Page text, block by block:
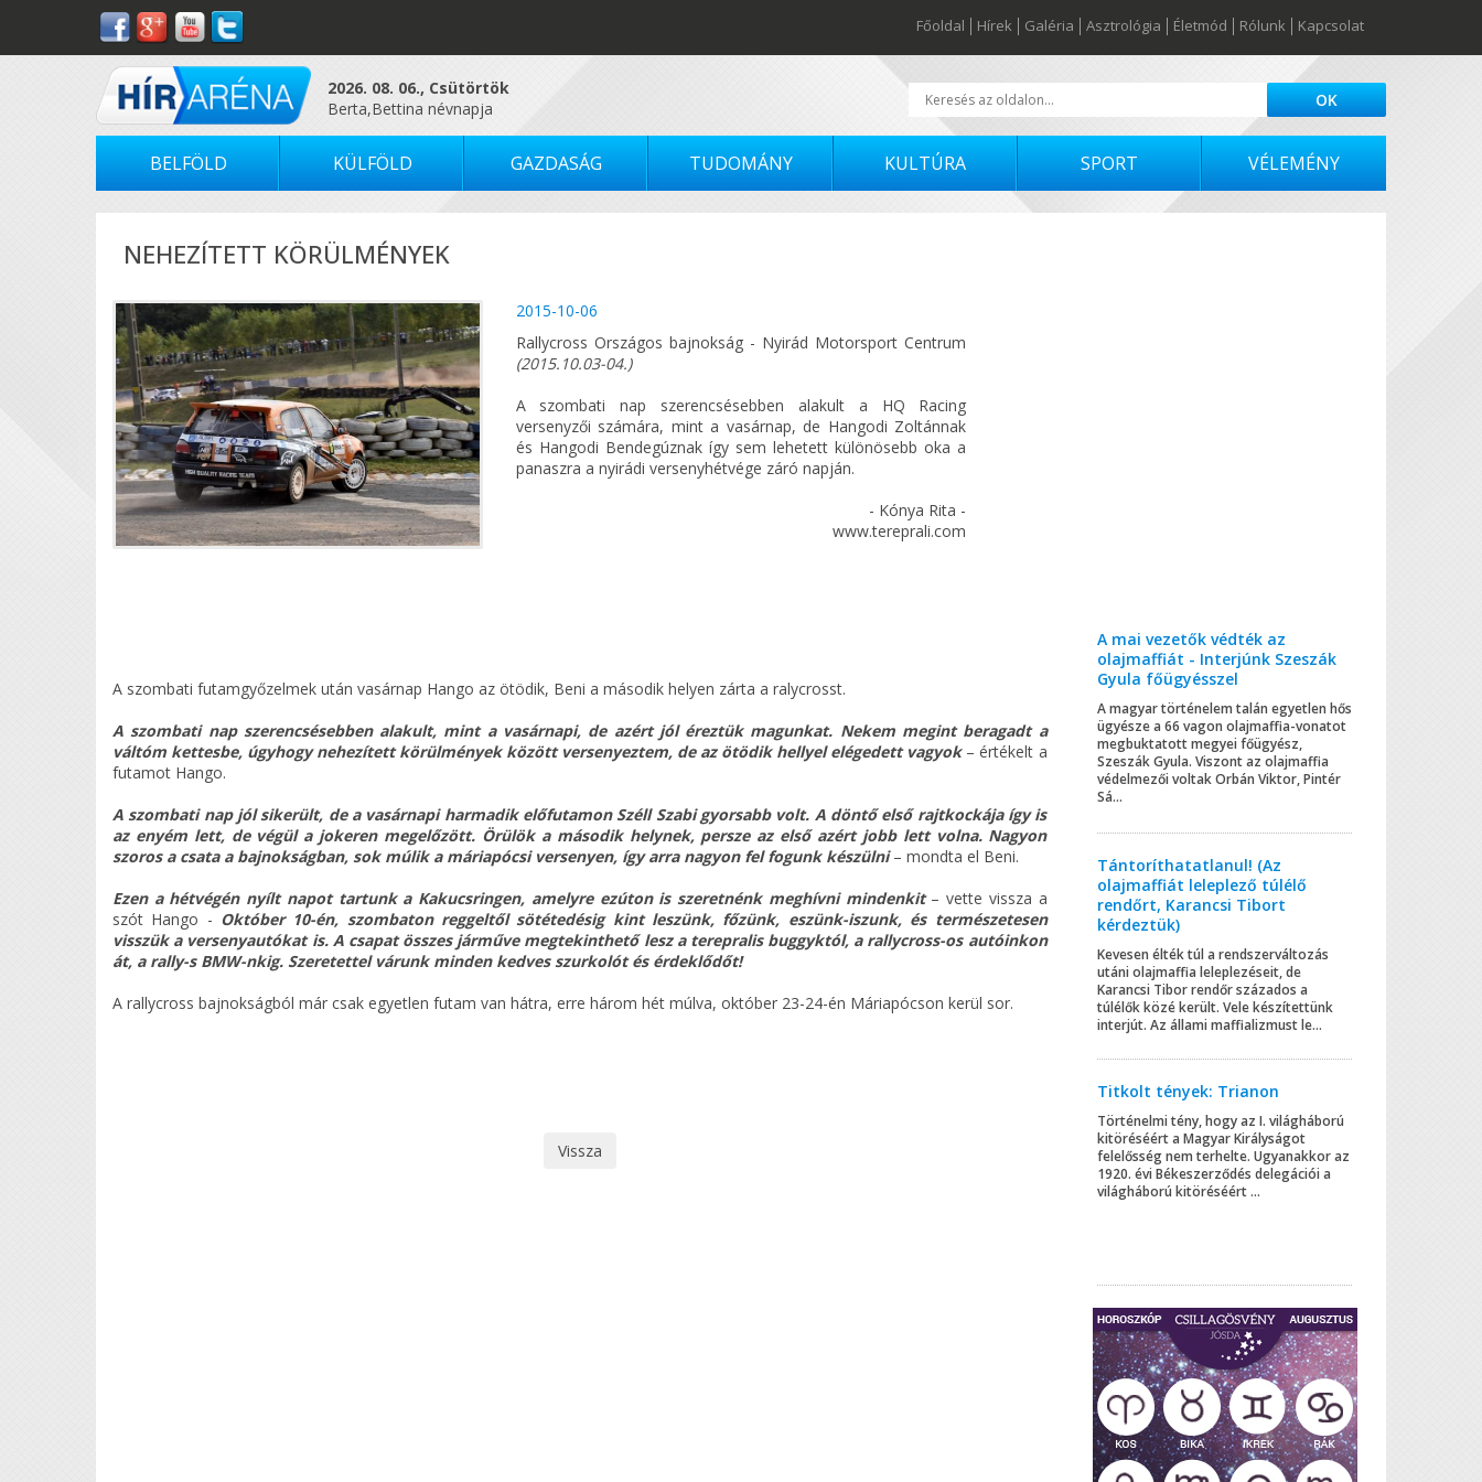
Főoldal Hírek Galéria Asztrológia Életmód Rólunk Kapcsolat
2026. 08. 06., Csütörtök
Berta,Bettina névnapja
BELFÖLD KÜLFÖLD GAZDASÁG TUDOMÁNY KULTÚRA SPORT VÉLEMÉNY
NEHEZÍTETT KÖRÜLMÉNYEK
2015-10-06
Rallycross Országos bajnokság - Nyirád Motorsport Centrum
(2015.10.03-04.)
A szombati nap szerencsésebben alakult a HQ Racing
versenyzői számára, mint a vasárnap, de Hangodi Zoltánnak
és Hangodi Bendegúznak így sem lehetett különösebb oka a
panaszra a nyirádi versenyhétvége záró napján.
- Kónya Rita -
www.tereprali.com
A szombati futamgyőzelmek után vasárnap Hango az ötödik, Beni a második helyen zárta a ralycrosst.
A szombati nap szerencsésebben alakult, mint a vasárnapi, de azért jól éreztük magunkat. Nekem megint beragadt a
váltóm kettesbe, úgyhogy nehezített körülmények között versenyeztem, de az ötödik hellyel elégedett vagyok– értékelt a
futamot Hango.
A szombati nap jól sikerült, de a vasárnapi harmadik előfutamon Széll Szabi gyorsabb volt. A döntő első rajtkockája így is
az enyém lett, de végül a jokeren megelőzött. Örülök a második helynek, persze az első azért jobb lett volna. Nagyon
szoros a csata a bajnokságban, sok múlik a máriapócsi versenyen, így arra nagyon fel fogunk készülni– mondta el Beni.
Ezen a hétvégén nyílt napot tartunk a Kakucsringen, amelyre ezúton is szeretnénk meghívni mindenkit– vette vissza a
szót Hango - Október 10-én, szombaton reggeltől sötétedésig kint leszünk, főzünk, eszünk-iszunk, és természetesen
visszük a versenyautókat is. A csapat összes járműve megtekinthető lesz a terepralis buggyktól, a rallycross-os autóinkon
át, a rally-s BMW-nkig. Szeretettel várunk minden kedves szurkolót és érdeklődőt!
A rallycross bajnokságból már csak egyetlen futam van hátra, erre három hét múlva, október 23-24-én Máriapócson kerül sor.
Vissza
A mai vezetők védték az
olajmaffiát - Interjúnk Szeszák
Gyula főügyésszel
A magyar történelem talán egyetlen hős
ügyésze a 66 vagon olajmaffia-vonatot
megbuktatott megyei főügyész,
Szeszák Gyula. Viszont az olajmaffia
védelmezői voltak Orbán Viktor, Pintér
Sá...
Tántoríthatatlanul! (Az
olajmaffiát leleplező túlélő
rendőrt, Karancsi Tibort
kérdeztük)
Kevesen élték túl a rendszerváltozás
utáni olajmaffia leleplezéseit, de
Karancsi Tibor rendőr százados a
túlélők közé került. Vele készítettünk
interjút. Az állami maffializmust le...
Titkolt tények: Trianon
Történelmi tény, hogy az I. világháború
kitöréséért a Magyar Királyságot
felelősség nem terhelte. Ugyanakkor az
1920. évi Békeszerződés delegációi a
világháború kitöréséért ...